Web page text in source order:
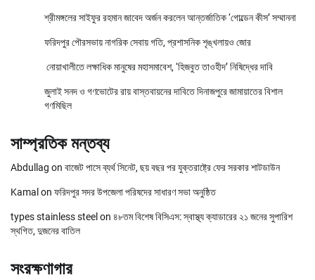
শ্রীমঙ্গলের সাইফুর রহমান জাবেদ অর্জন করলেন আন্তর্জাতিক ‘গোল্ডেন কীস’ সম্মাননা
ফরিদপুর পৌরসভায় নাগরিক সেবায় গতি, প্রশাসনিক শৃঙ্খলায়ও জোর
নোয়াখালীতে লক্ষাধিক মানুষের মহাসমাবেশ, ‘হিজবুত তাওহীদ’ নিষিদ্ধের দাবি
জুলাই সনদ ও গণভোটের রায় বাস্তবায়নের দাবিতে দিনাজপুরে জামায়াতের বিশাল
গণমিছিল
সাম্প্রতিক মন্তব্য
Abdullag on বাজেট পাসে ব্যর্থ সিনেট, ছয় বছর পর যুক্তরাষ্ট্রে ফের সরকার শাটডাউন
Kamal on ফরিদপুর সদর উপজেলা পরিষদের সাধারণ সভা অনুষ্ঠিত
types stainless steel on ৪৮তম বিশেষ বিসিএস: স্বাস্থ্য ক্যাডারের ২১ জনের সুপারিশ
স্থগিত, দুজনের বাতিল
সংরক্ষণাগার